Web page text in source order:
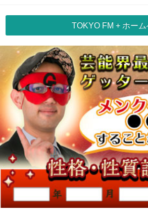
TOKYO FM + ホー